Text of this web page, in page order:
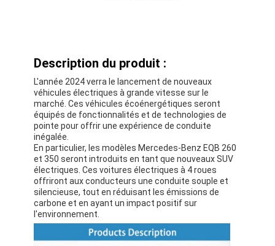
Description du produit :
L'année 2024 verra le lancement de nouveaux
véhicules électriques à grande vitesse sur le
marché. Ces véhicules écoénergétiques seront
équipés de fonctionnalités et de technologies de
pointe pour offrir une expérience de conduite
inégalée.
En particulier, les modèles Mercedes-Benz EQB 260
et 350 seront introduits en tant que nouveaux SUV
électriques. Ces voitures électriques à 4 roues
offriront aux conducteurs une conduite souple et
silencieuse, tout en réduisant les émissions de
carbone et en ayant un impact positif sur
l'environnement.